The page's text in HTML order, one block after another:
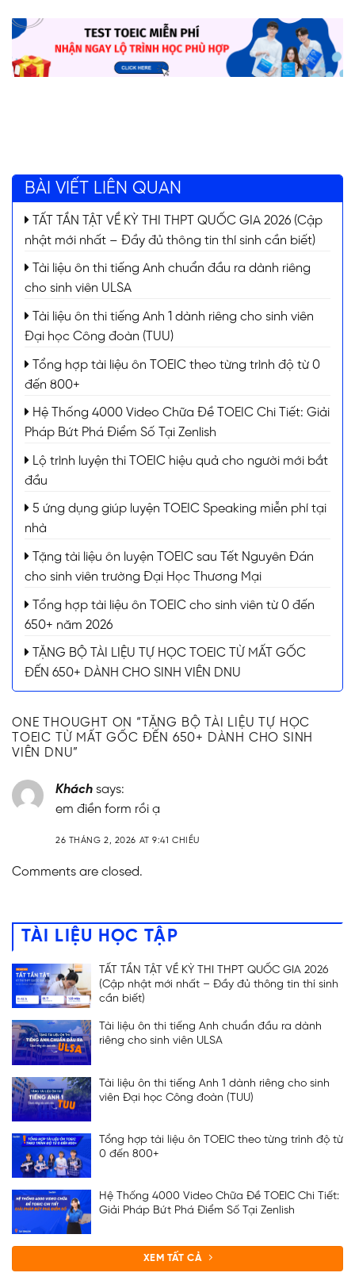
BÀI VIẾT LIÊN QUAN
TẤT TẦN TẬT VỀ KỲ THI THPT QUỐC GIA 2026 (Cập
nhật mới nhất – Đầy đủ thông tin thí sinh cần biết)
Tài liệu ôn thi tiếng Anh chuẩn đầu ra dành riêng
cho sinh viên ULSA
Tài liệu ôn thi tiếng Anh 1 dành riêng cho sinh viên
Đại học Công đoàn (TUU)
Tổng hợp tài liệu ôn TOEIC theo từng trình độ từ 0
đến 800+
Hệ Thống 4000 Video Chữa Đề TOEIC Chi Tiết: Giải
Pháp Bứt Phá Điểm Số Tại Zenlish
Lộ trình luyện thi TOEIC hiệu quả cho người mới bắt
đầu
5 ứng dụng giúp luyện TOEIC Speaking miễn phí tại
nhà
Tặng tài liệu ôn luyện TOEIC sau Tết Nguyên Đán
cho sinh viên trường Đại Học Thương Mại
Tổng hợp tài liệu ôn TOEIC cho sinh viên từ 0 đến
650+ năm 2026
TẶNG BỘ TÀI LIỆU TỰ HỌC TOEIC TỪ MẤT GỐC
ĐẾN 650+ DÀNH CHO SINH VIÊN DNU
ONE THOUGHT ON “
TẶNG BỘ TÀI LIỆU TỰ HỌC
TOEIC TỪ MẤT GỐC ĐẾN 650+ DÀNH CHO SINH
VIÊN DNU”
Khách says:
em điền form rồi ạ
26 THÁNG 2, 2026 AT 9:41 CHIỀU
Comments are closed.
TÀI LIỆU HỌC TẬP
TẤT TẦN TẬT VỀ KỲ THI THPT QUỐC GIA 2026
(Cập nhật mới nhất – Đầy đủ thông tin thí sinh
cần biết)
Tài liệu ôn thi tiếng Anh chuẩn đầu ra dành
riêng cho sinh viên ULSA
Tài liệu ôn thi tiếng Anh 1 dành riêng cho sinh
viên Đại học Công đoàn (TUU)
Tổng hợp tài liệu ôn TOEIC theo từng trình độ từ
0 đến 800+
Hệ Thống 4000 Video Chữa Đề TOEIC Chi Tiết:
Giải Pháp Bứt Phá Điểm Số Tại Zenlish
XEM TẤT CẢ
ĐĂNG KÝ TƯ VẤN